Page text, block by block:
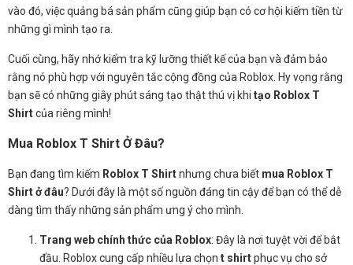
vào đó, việc quảng bá sản phẩm cũng giúp bạn có cơ hội kiếm tiền từ
những gì mình tạo ra.
Cuối cùng, hãy nhớ kiểm tra kỹ lưỡng thiết kế của bạn và đảm bảo
rằng nó phù hợp với nguyên tắc cộng đồng của Roblox. Hy vọng rằng
bạn sẽ có những giây phút sáng tạo thật thú vị khi tạo Roblox T
Shirtcủa riêng mình!
Mua Roblox T Shirt Ở Đâu?
Bạn đang tìm kiếm Roblox T Shirtnhưng chưa biết mua Roblox T
Shirt ở đâu? Dưới đây là một số nguồn đáng tin cậy để bạn có thể dễ
dàng tìm thấy những sản phẩm ưng ý cho mình.
Trang web chính thức của Roblox: Đây là nơi tuyệt vời để bắt
đầu. Roblox cung cấp nhiều lựa chọn t shirtphục vụ cho sở